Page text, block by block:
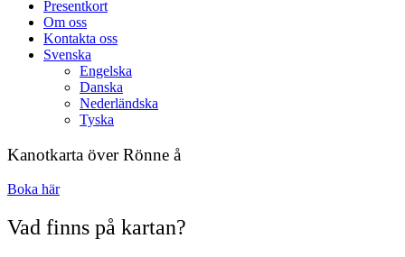
Presentkort
Om oss
Kontakta oss
Svenska
Engelska
Danska
Nederländska
Tyska
Kanotkarta över Rönne å
Boka här
Vad finns på kartan?